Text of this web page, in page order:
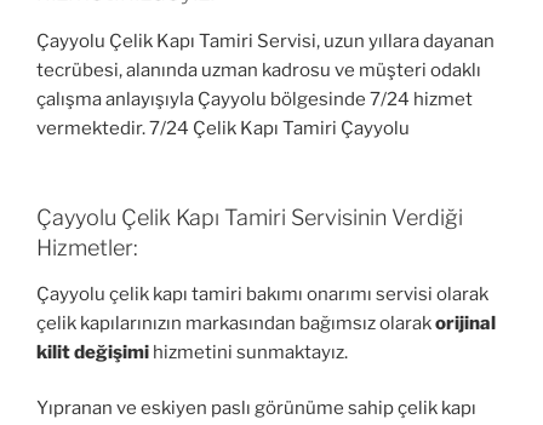
Çayyolu Çelik Kapı Tamiri Servisi, uzun yıllara dayanan
tecrübesi, alanında uzman kadrosu ve müşteri odaklı
çalışma anlayışıyla Çayyolu bölgesinde 7/24 hizmet
vermektedir. 7/24 Çelik Kapı Tamiri Çayyolu
Çayyolu Çelik Kapı Tamiri Servisinin Verdiği
Hizmetler:
Çayyolu çelik kapı tamiri bakımı onarımı servisi olarak
çelik kapılarınızın markasından bağımsız olarakorijinal
kilit değişimi hizmetini sunmaktayız.
Yıpranan ve eskiyen paslı görünüme sahip çelik kapı